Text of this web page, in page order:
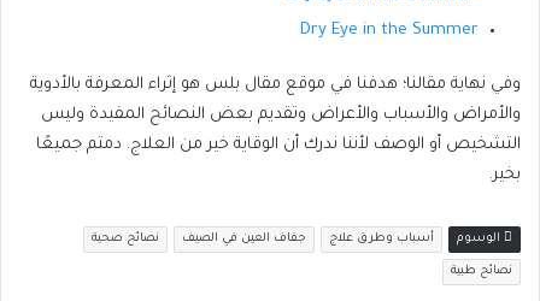
Dry Eye in the Summer
وفي نهاية مقالنا؛ هدفنا في موقع مقال بلس هو إثراء المعرفة بالأدوية
والأمراض والأسباب والأعراض وتقديم بعض النصائح المفيدة وليس
التشخيص أو الوصف لأننا ندرك أن الوقاية خير من العلاج. دمتم جميعًا
بخير.
الوسوم أسباب وطرق علاج جفاف العين في الصيف نصائح صحية
نصائح طبية